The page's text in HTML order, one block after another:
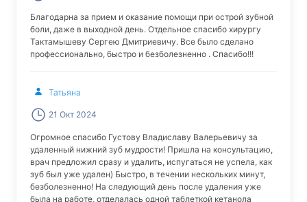
Благодарна за прием и оказание помощи при острой зубной
боли, даже в выходной день. Отдельное спасибо хирургу
Тактамышеву Сергею Дмитриевичу. Все было сделано
профессионально, быстро и безболезненно . Спасибо!!!
Татьяна
21 Окт 2024
Огромное спасибо Густову Владиславу Валерьевичу за
удаленный нижний зуб мудрости! Пришла на консультацию,
врач предложил сразу и удалить, испугаться не успела, как
зуб был уже удален) Быстро, в течении нескольких минут,
безболезненно! На следующий день после удаления уже
была на работе, отделалась одной таблеткой кетанола